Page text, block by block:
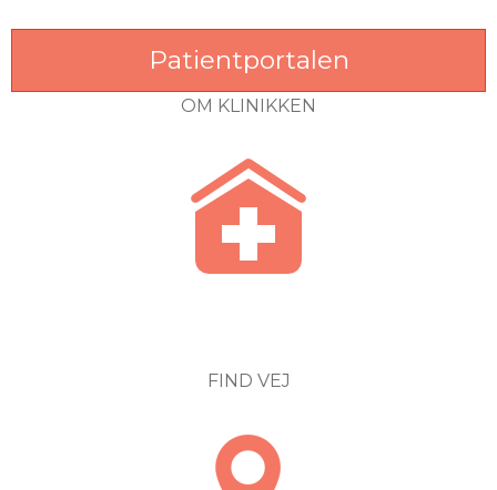
Patientportalen
OM KLINIKKEN
FIND VEJ